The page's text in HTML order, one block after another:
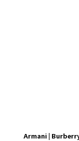
Armani |